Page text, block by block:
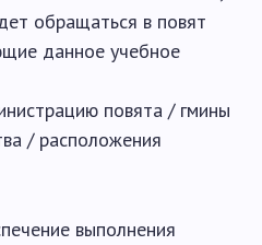
обращаться в повят
данное учебное
повята / гмины
/ расположения
выполнения